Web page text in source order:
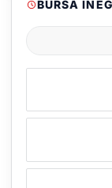
BURSA